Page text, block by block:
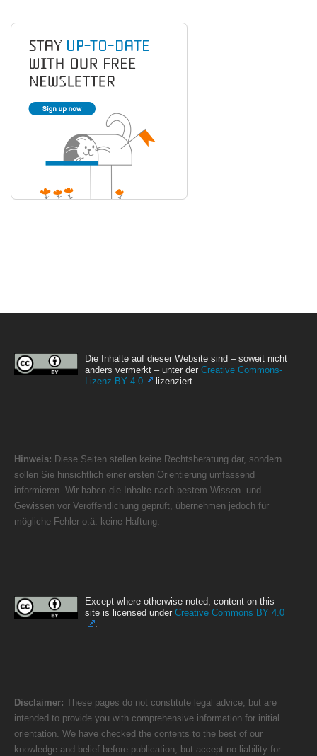
Die Inhalte auf dieser Website sind – soweit nicht
anders vermerkt – unter der Creative Commons-
Lizenz BY 4.0
lizenziert.
Hinweis: Diese Seiten stellen keine Rechtsberatung dar, sondern
sollen Sie hinsichtlich einer ersten Orientierung umfassend
informieren. Wir haben die Inhalte nach bestem Wissen- und
Gewissen vor Veröffentlichung geprüft, übernehmen jedoch für
mögliche Fehler o.ä. keine Haftung.
Except where otherwise noted, content on this
site is licensed under Creative Commons BY 4.0
.
Disclaimer: These pages do not constitute legal advice, but are
intended to provide you with comprehensive information for initial
orientation. We have checked the contents to the best of our
knowledge and belief before publication, but accept no liability for